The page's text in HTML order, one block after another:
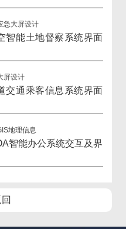
急大屏设计
智能土地督察系统界面
屏设计
交通乘客信息系统界面
地理信息
智能办公系统交互及界